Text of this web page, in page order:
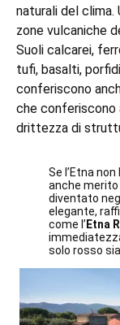
naturali del clima.
zone vulcaniche
Suoli calcarei,
tufi, basalti,
conferiscono
che
drittezza di
Se l’Etna
anche merito
diventato
elegante,
come l’ Etna
solo rosso